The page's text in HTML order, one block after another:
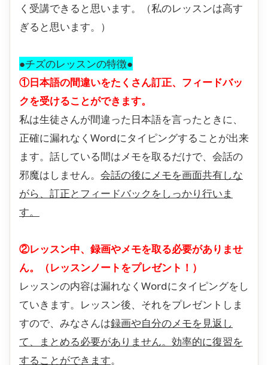
く受講できると思います。（私のレッスンは高す
ぎると思います。）
●チズのレッスンの特徴●
①日本語の間違いをたくさん訂正、フィードバッ
クを受けることができます。
私は生徒さんが間違った日本語を言ったときに、
正確に漏れなくWordにタイピングすることが出来
ます。話している間はメモを取るだけで、会話の
邪魔はしません。 会話の後にメモを画面共有しな
がら、訂正とフィードバックをしっかり行いま
す。
②レッスン中、録画やメモを取る必要がありませ
ん。（レッスンノートをプレゼント！）
レッスンの内容は漏れなくWordにタイピングをし
ていきます。レッスン後、それをプレゼントしま
すので、みなさんは録画や自分のメモを見返し
て、まとめる必要がありません。効率的に復習を
することができます。